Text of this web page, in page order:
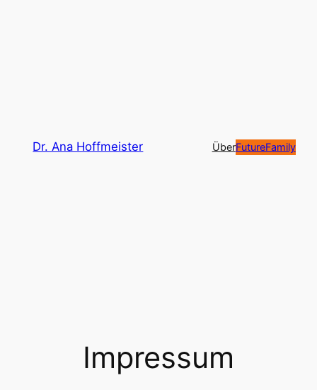
Dr. Ana Hoffmeister ÜberFutureFamily
Impressum